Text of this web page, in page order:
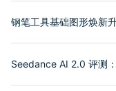
钢笔工具基础图形焕新
Seedance AI 2.0 评测